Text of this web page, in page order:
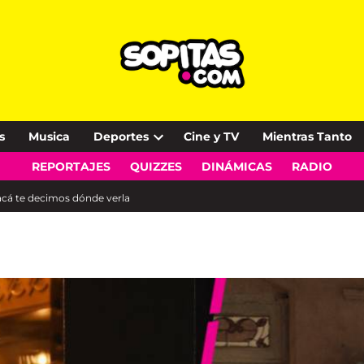
Musica Deportes
Open
dropdown
Cine y TV Mientras Tanto
REPORTAJES QUIZZES DINÁMICAS RADIO
te decimos dónde verla